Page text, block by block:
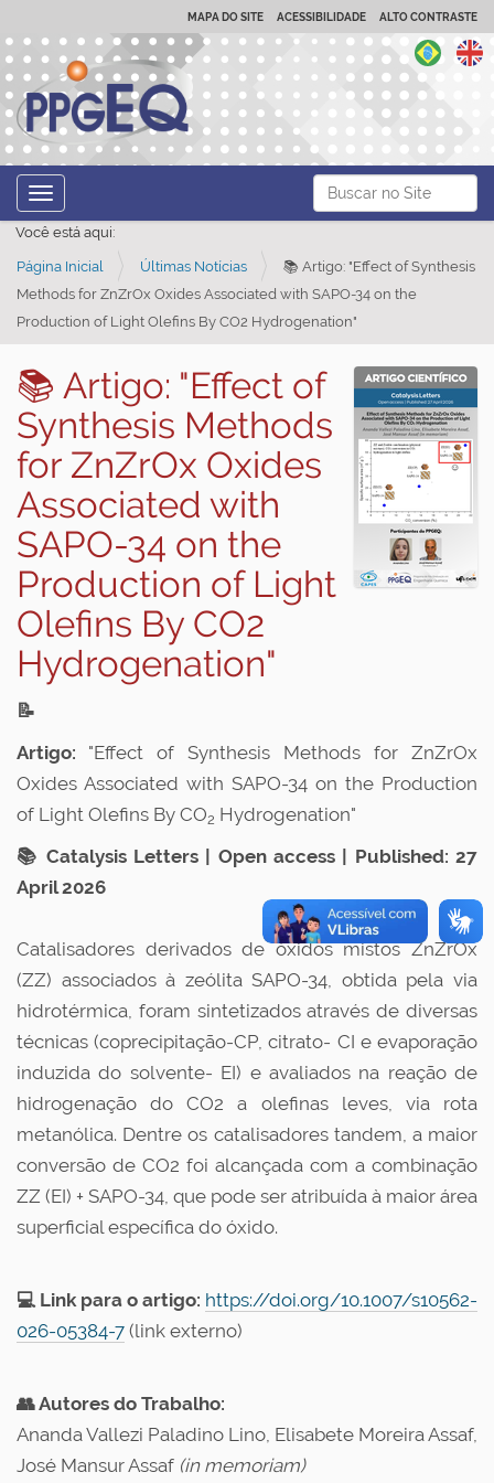
Busca
Busca Avançada…
MAPA DO SITE ACESSIBILIDADE ALTO CONTRASTE
Toggle navigation
Você está aqui:
Página Inicial Últimas Notícias
📚 Artigo: "Effect of Synthesis
Methods for ZnZrOx Oxides Associated with SAPO-34 on the
Production of Light Olefins By CO2 Hydrogenation"
📚 Artigo: "Effect of
Synthesis Methods
for ZnZrOx Oxides
Associated with
SAPO-34 on the
Production of Light
Olefins By CO2
Hydrogenation"
📝
Artigo: "Effect of Synthesis Methods for ZnZrOx
Oxides Associated with SAPO-34 on the Production
of Light Olefins By CO2 Hydrogenation"
📚 Catalysis Letters | Open access | Published: 27
April 2026
Catalisadores derivados de óxidos mistos ZnZrOx
(ZZ) associados à zeólita SAPO-34, obtida pela via
hidrotérmica, foram sintetizados através de diversas
técnicas (coprecipitação-CP, citrato- CI e evaporação
induzida do solvente- EI) e avaliados na reação de
hidrogenação do CO2 a olefinas leves, via rota
metanólica. Dentre os catalisadores tandem, a maior
conversão de CO2 foi alcançada com a combinação
ZZ (EI) + SAPO-34, que pode ser atribuída à maior área
superficial específica do óxido.
💻 Link para o artigo: https://doi.org/10.1007/s10562-
026-05384-7 (link externo)
👥 Autores do Trabalho:
Ananda Vallezi Paladino Lino, Elisabete Moreira Assaf,
José Mansur Assaf (in memoriam)